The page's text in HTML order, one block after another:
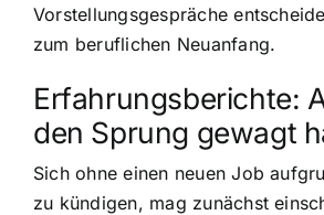
Vorstellungsgespräche
zum beruflichen Neuanfang.
Erfahrungsberichte:
den Sprung gewagt
Sich ohne einen neuen Job
zu kündigen, mag zunächst